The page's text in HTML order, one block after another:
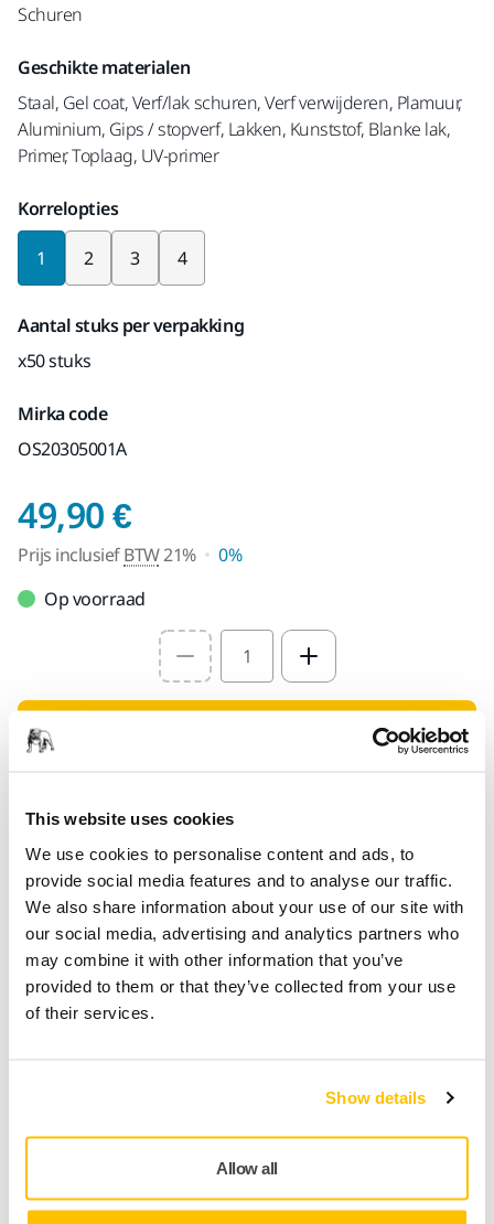
This website uses cookies
We use cookies to personalise content and ads, to
provide social media features and to analyse our traffic.
We also share information about your use of our site with
our social media, advertising and analytics partners who
may combine it with other information that you’ve
provided to them or that they’ve collected from your use
of their services.
Show details
Allow all
Schuren
Geschikte materialen
Staal, Gel coat, Verf/lak schuren, Verf verwijderen, Plamuur,
Aluminium, Gips / stopverf, Lakken, Kunststof, Blanke lak,
Primer, Toplaag, UV-primer
Korrelopties
1 2 3 4
Aantal stuks per verpakking
x50 stuks
Mirka code
OS20305001A
49,90 €Prijs inclusief BTW
Prijs inclusiefBTW21%
0%
Op voorraad
Select quantity value
Levering in Nederland
Geen verzendkosten bij bestellingen vanaf €49,90
incl. btw
Veilige betaling
Track & Trace
Downloads
Zoals de naam al aangeeft, richt de Geoptimaliseerde
Oppervlaktevoorbereiding zich op het gehele proces en dit